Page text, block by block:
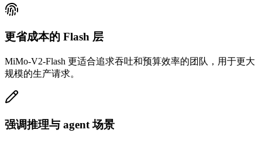
更省成本的 Flash 层
MiMo-V2-Flash 更适合追求吞吐和预算效率的团队，用于更大
规模的生产请求。
强调推理与 agent 场景